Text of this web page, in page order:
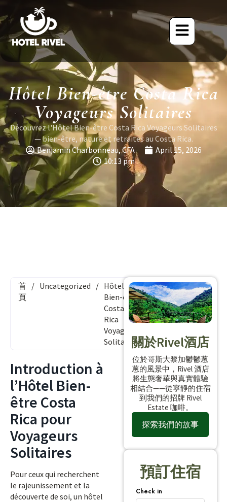
Hôtel Bien-être Costa Rica
Voyageurs Solitaires
Découvrez l'Hôtel Bien-être Costa Rica Voyageurs Solitaires
— bien-être, nature et retraites au Costa Rica.
Benjamin Charbonneau, CFA
April 15, 2026
10:13 pm
首
頁
/ Uncategorized / Hôtel
Bien-être
Costa
Rica
Voyageurs
Solitaires
Introduction à
l’Hôtel Bien-
être Costa
Rica pour
Voyageurs
Solitaires
Pour ceux qui recherchent
le rajeunissement et la
découverte de soi, un hôtel
關於Rivel酒店
位於哥斯大黎加鬱鬱蔥
蔥的風景中，Rivel 酒店
將生態奢華與真實體驗
相結合——從寧靜的住宿
到我們的招牌 Rivel
Estate 咖啡。
探索我們的故事
預訂住宿
Check in